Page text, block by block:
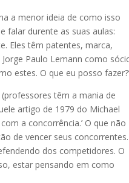
a menor ideia de como isso
falar durente as suas aulas:
Eles têm patentes, marca,
Paulo Lemann como
estes. O que eu posso
têm a mania de
artigo de 1979 do Michael
a concorrência.’ O que não
de vencer seus concorrentes.
dos competidores. O
estar pensando em como